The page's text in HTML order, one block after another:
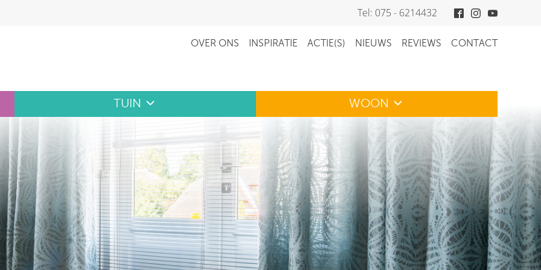
Tel: 075 - 6214432
OVER ONS INSPIRATIE ACTIE(S) NIEUWS REVIEWS CONTACT
TUIN WOON